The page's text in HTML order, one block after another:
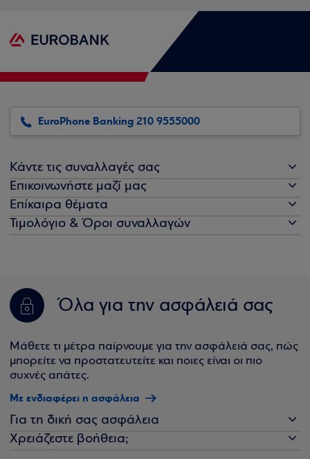
EuroPhone Banking 210 9555000
Κάντε τις συναλλαγές σας
Επικοινωνήστε μαζί μας
Επίκαιρα θέματα
Τιμολόγιο & Όροι συναλλαγών
Όλα για την ασφάλειά σας
Μάθετε τι μέτρα παίρνουμε για την ασφάλειά σας, πώς
μπορείτε να προστατευτείτε και ποιες είναι οι πιο
συχνές απάτες.
Με ενδιαφέρει η ασφάλεια
Για τη δική σας ασφάλεια
Χρειάζεστε βοήθεια;